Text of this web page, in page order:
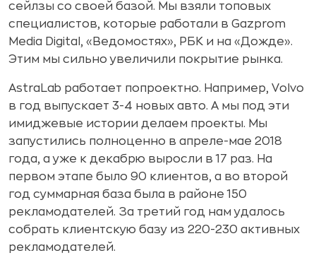
сейлзы со своей базой. Мы взяли топовых
специалистов, которые работали в Gazprom
Media Digital, «Ведомостях», РБК и на «Дожде».
Этим мы сильно увеличили покрытие рынка.
AstraLab работает попроектно. Например, Volvo
в год выпускает 3-4 новых авто. А мы под эти
имиджевые истории делаем проекты. Мы
запустились полноценно в апреле-мае 2018
года, а уже к декабрю выросли в 17 раз. На
первом этапе было 90 клиентов, а во второй
год суммарная база была в районе 150
рекламодателей. За третий год нам удалось
собрать клиентскую базу из 220-230 активных
рекламодателей.